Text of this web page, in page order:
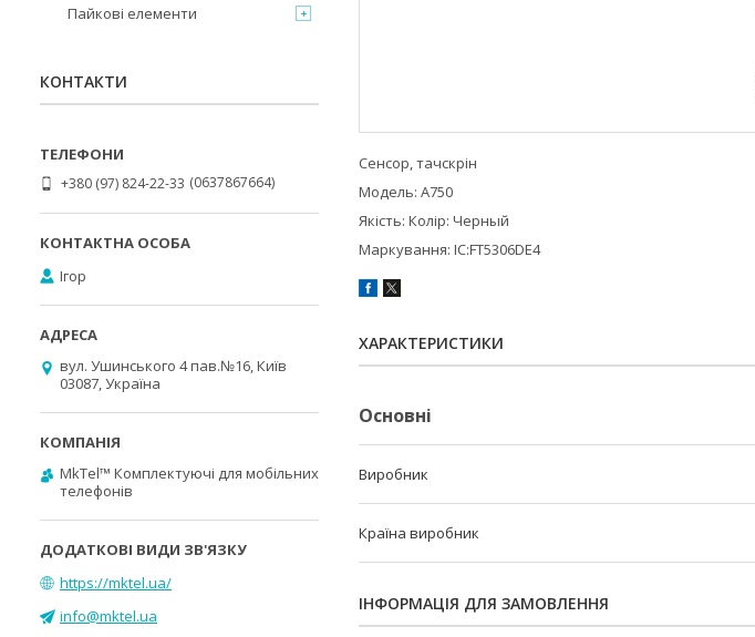
Сенсор, тачскрін
Модель: A750
Якість: Колір: Черный
Маркування: IC:FT5306DE4
ХАРАКТЕРИСТИКИ
Основні
Виробник
Країна виробник
ІНФОРМАЦІЯ ДЛЯ ЗАМОВЛЕННЯ
Пайкові елементи
КОНТАКТИ
+380 (97) 824-22-33 0637867664
Ігор
вул. Ушинського 4 пав.№16, Київ
03087, Україна
MkTel™ Комплектуючі для мобільних
телефонів
https://mktel.ua/
info@mktel.ua